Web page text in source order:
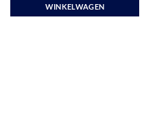
WINKELWAGEN